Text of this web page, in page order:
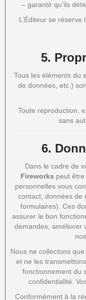
– garantir qu’ils
L’Éditeur se
5.
Tous les éléments du
de données, etc.)
Toute reproduction,
sans
6.
Dans le cadre de
Fireworks peut
personnelles vous
contact, données de
formulaires). Ces
assurer le bon
demandes, améliorer
Nous ne collectons
et ne les
fonctionnement du
confidentialité.
Conformément à la